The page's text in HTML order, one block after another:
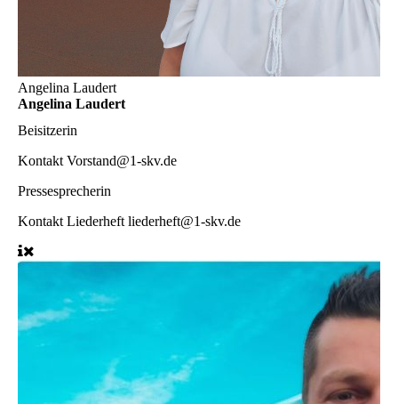
Angelina Laudert
Angelina Laudert
Beisitzerin
Kontakt Vorstand@1-skv.de
Pressesprecherin
Kontakt Liederheft liederheft@1-skv.de